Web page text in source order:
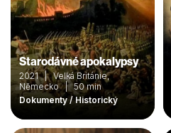
Starodávné apokalypsy
2021 | Velká Británie,
Německo | 50 min
Dokumenty / Historický